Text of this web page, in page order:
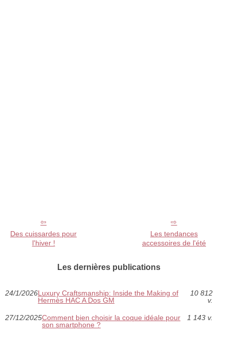
Des cuissardes pour
l'hiver !
Les tendances
accessoires de l'été
Les dernières publications
24/1/2026Luxury Craftsmanship: Inside the Making of
Hermès HAC A Dos GM
10 812
v.
27/12/2025Comment bien choisir la coque idéale pour
son smartphone ?
1 143 v.